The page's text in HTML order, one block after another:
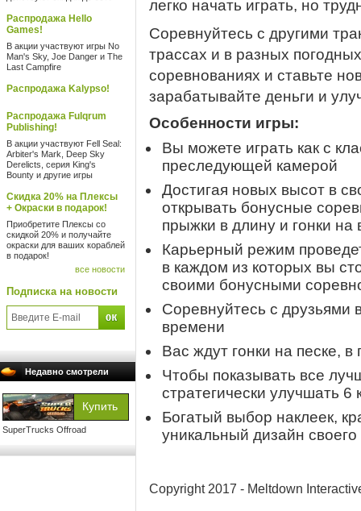
Распродажа Hello
Games!
В акции участвуют игры No
Man's Sky, Joe Danger и The
Last Campfire
Распродажа Kalypso!
Распродажа Fulqrum
Publishing!
В акции участвуют Fell Seal:
Arbiter's Mark, Deep Sky
Derelicts, серия King's
Bounty и другие игры
Скидка 20% на Плексы
+ Окраски в подарок!
Приобретите Плексы со
скидкой 20% и получайте
окраски для ваших кораблей
в подарок!
все новости
Подписка на новости
Недавно смотрели
SuperTrucks Offroad
легко начать играть, но
Соревнуйтесь с другими
трассах и в разных
соревнованиях и ставьте
зарабатывайте деньги и
Особенности игры:
Вы можете играть как с
преследующей камерой
Достигая новых высот в
открывать бонусные
прыжки в длину и гонки на
Карьерный режим
в каждом из которых вы
своими бонусными
Соревнуйтесь с друзьями
времени
Вас ждут гонки на песке, в
Чтобы показывать все
стратегически улучшать 6
Богатый выбор наклеек,
уникальный дизайн своего
Copyright 2017 - Meltdown